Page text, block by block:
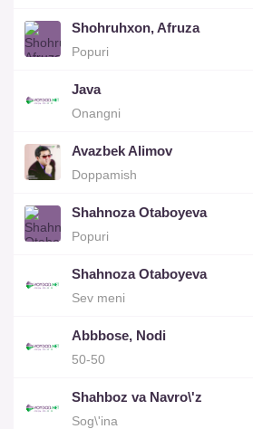
Shohruhxon, Afruza
Popuri
Java
Onangni
Avazbek Alimov
Doppamish
Shahnoza Otaboyeva
Popuri
Shahnoza Otaboyeva
Sev meni
Abbbose, Nodi
50-50
Shahboz va Navro\'z
Sog\'ina